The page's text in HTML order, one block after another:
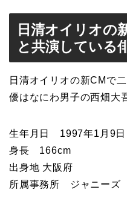
日清オイリオの
と共演している
日清オイリオの新CMで
優はなにわ男子の西畑大
生年月日 1997年1月9日
身長 166cm
出身地 大阪府
所属事務所 ジャニーズ